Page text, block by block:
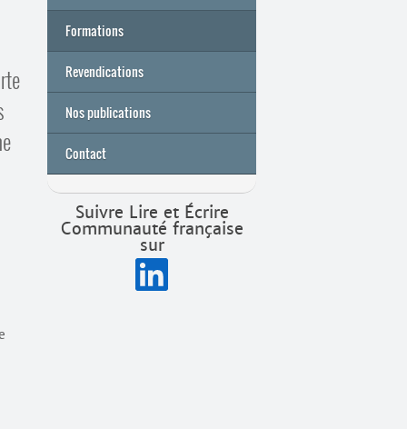
Formations
Archives
Université de printemps 2026
Revendications
Nos publications
Contact
Suivre Lire et Écrire
Communauté française
sur